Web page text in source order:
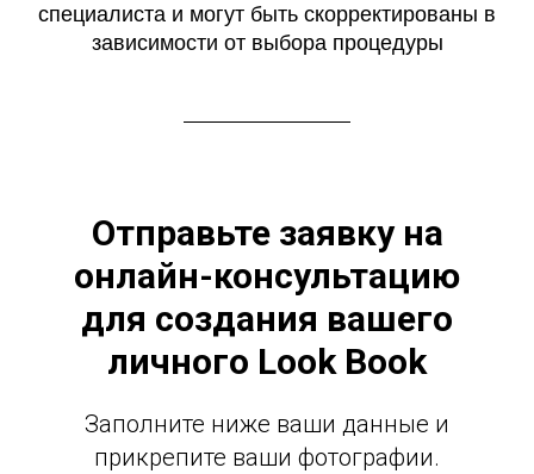
специалиста и могут быть скорректированы в
зависимости от выбора процедуры
Отправьте заявку на
онлайн-консультацию
для создания вашего
личного Look Book
Заполните ниже ваши данные и
прикрепите ваши фотографии.